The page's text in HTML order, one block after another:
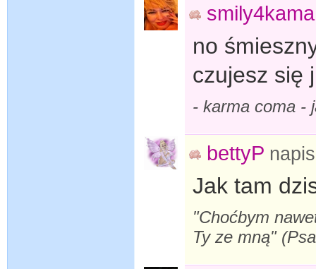
smily4kama
no
czujesz się
- karma coma -
bettyP
Jak tam
"Choćbym
Ty ze mną"